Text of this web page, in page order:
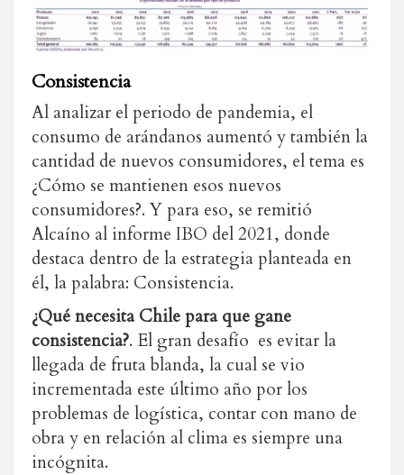
Consistencia
Al analizar el periodo de pandemia, el
consumo de arándanos aumentó y también la
cantidad de nuevos consumidores, el tema es
¿Cómo se mantienen esos nuevos
consumidores?. Y para eso, se remitió
Alcaíno al informe IBO del 2021, donde
destaca dentro de la estrategia planteada en
él, la palabra: Consistencia.
¿Qué necesita Chile para que gane
consistencia?. El gran desafío es evitar la
llegada de fruta blanda, la cual se vio
incrementada este último año por los
problemas de logística, contar con mano de
obra y en relación al clima es siempre una
incógnita.